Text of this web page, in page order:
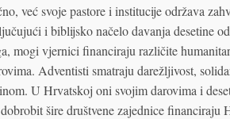
već svoje pastore i institucije održava
i biblijsko načelo davanja desetine
mogi vjernici financiraju različite
Adventisti smatraju darežljivost,
U Hrvatskoj oni svojim darovima i
šire društvene zajednice